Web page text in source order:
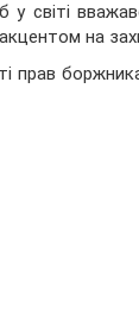
у світі
на
прав